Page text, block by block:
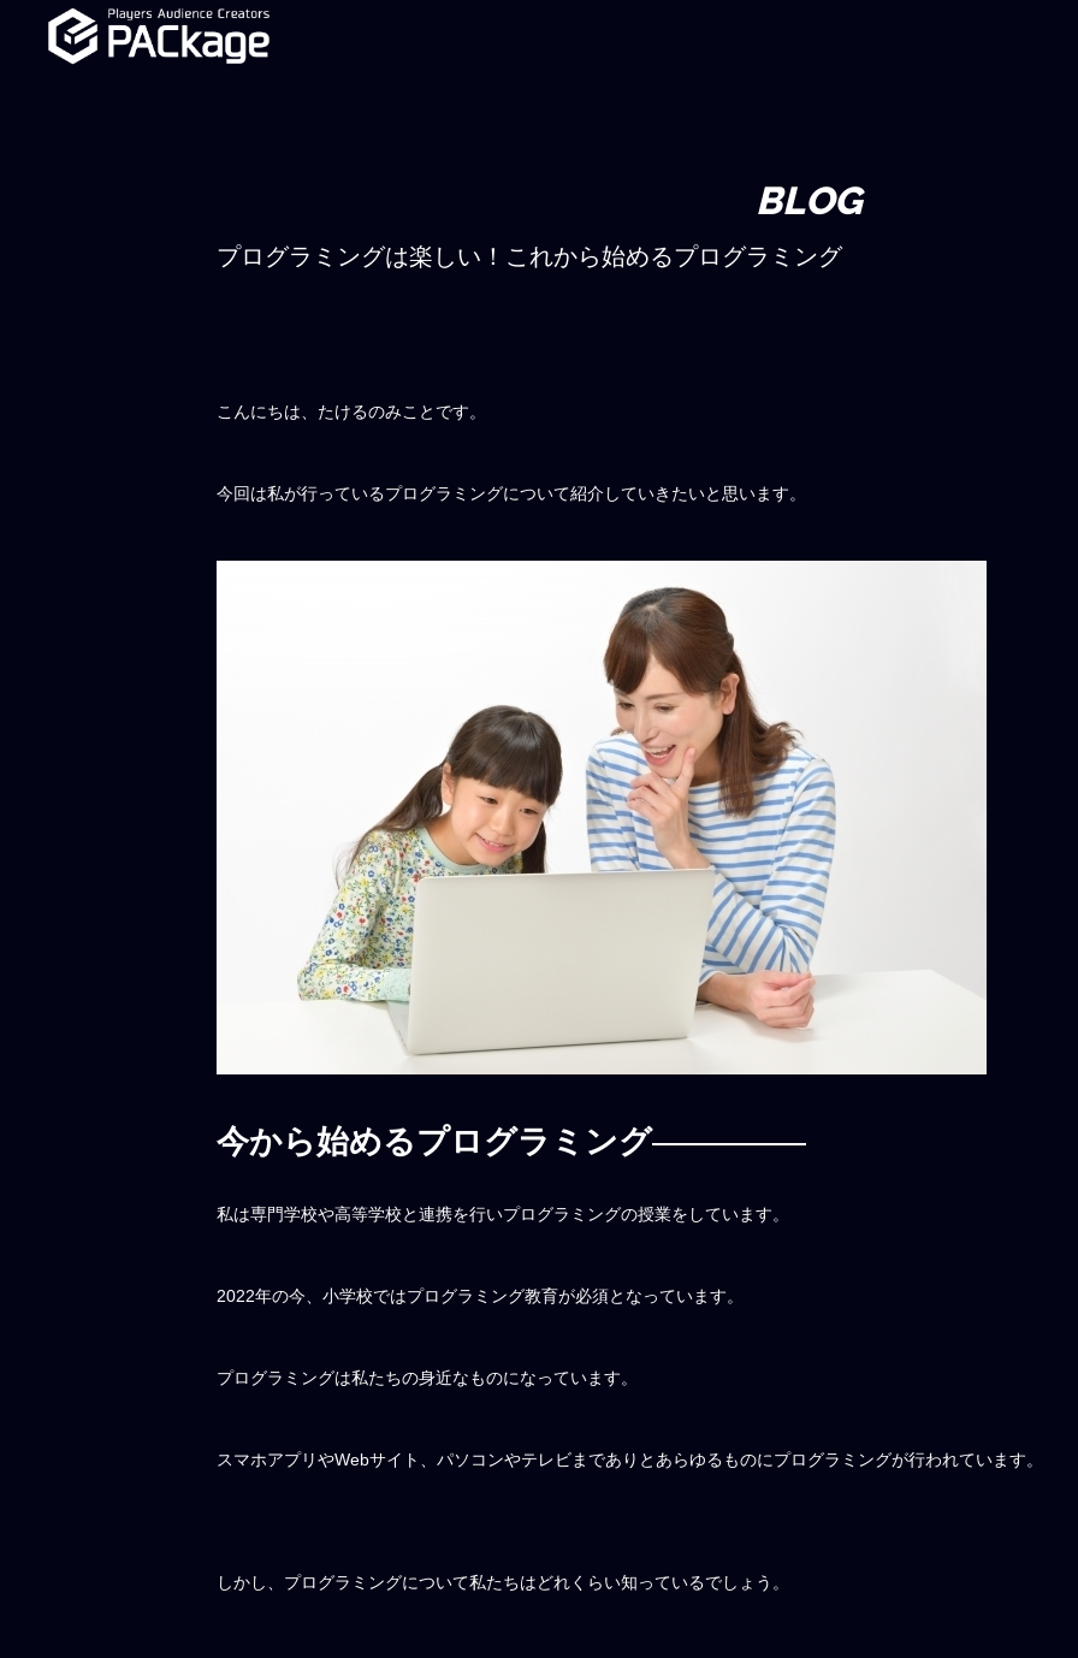
BLOG
プログラミングは楽しい！これから始めるプログラミング
こんにちは、たけるのみことです。
今回は私が行っているプログラミングについて紹介していきたいと思います。
今から始めるプログラミング
私は専門学校や高等学校と連携を行いプログラミングの授業をしています。
2022年の今、小学校ではプログラミング教育が必須となっています。
プログラミングは私たちの身近なものになっています。
スマホアプリやWebサイト、パソコンやテレビまでありとあらゆるものにプログラミングが行われています。
しかし、プログラミングについて私たちはどれくらい知っているでしょう。